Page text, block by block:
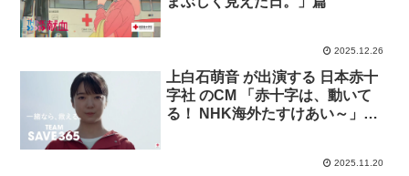
2025.12.26
上白石萌音 が出演する 日本赤十
字社 のCM 「赤十字は、動いて
る！ NHK海外たすけあい～」篇
2025.11.20